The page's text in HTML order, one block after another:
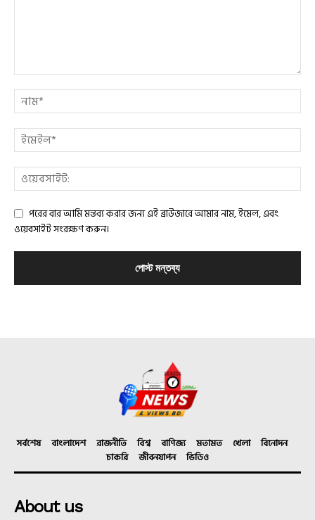
পরের বার আমি মন্তব্য করার জন্য এই ব্রাউজারে আমার নাম, ইমেল, এবং
ওয়েবসাইট সংরক্ষণ করুন।
সর্বশেষ বাংলাদেশ রাজনীতি বিশ্ব বাণিজ্য মতামত খেলা
বিনোদন
চাকরি
জীবনযাপন ভিডিও
About us